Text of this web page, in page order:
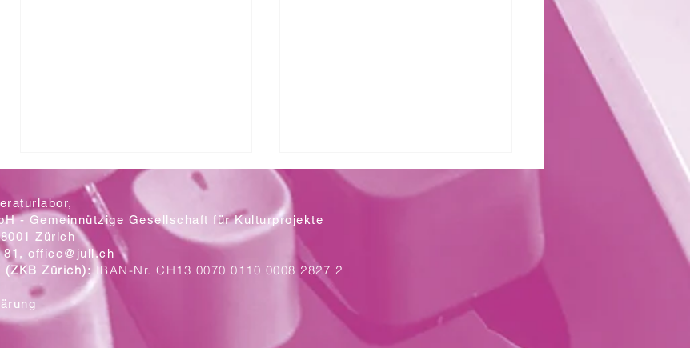
Ein Blick auf die neuen Plakate
Mit letzter Kraft
- Gemeinnützige Gesellschaft für Kulturprojekte
Zürich
office@jull.ch
(ZKB Zürich): IBAN-Nr. CH13 0070 0110 0008 2827 2